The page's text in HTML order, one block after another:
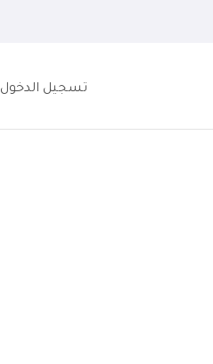
تسجيل الدخول